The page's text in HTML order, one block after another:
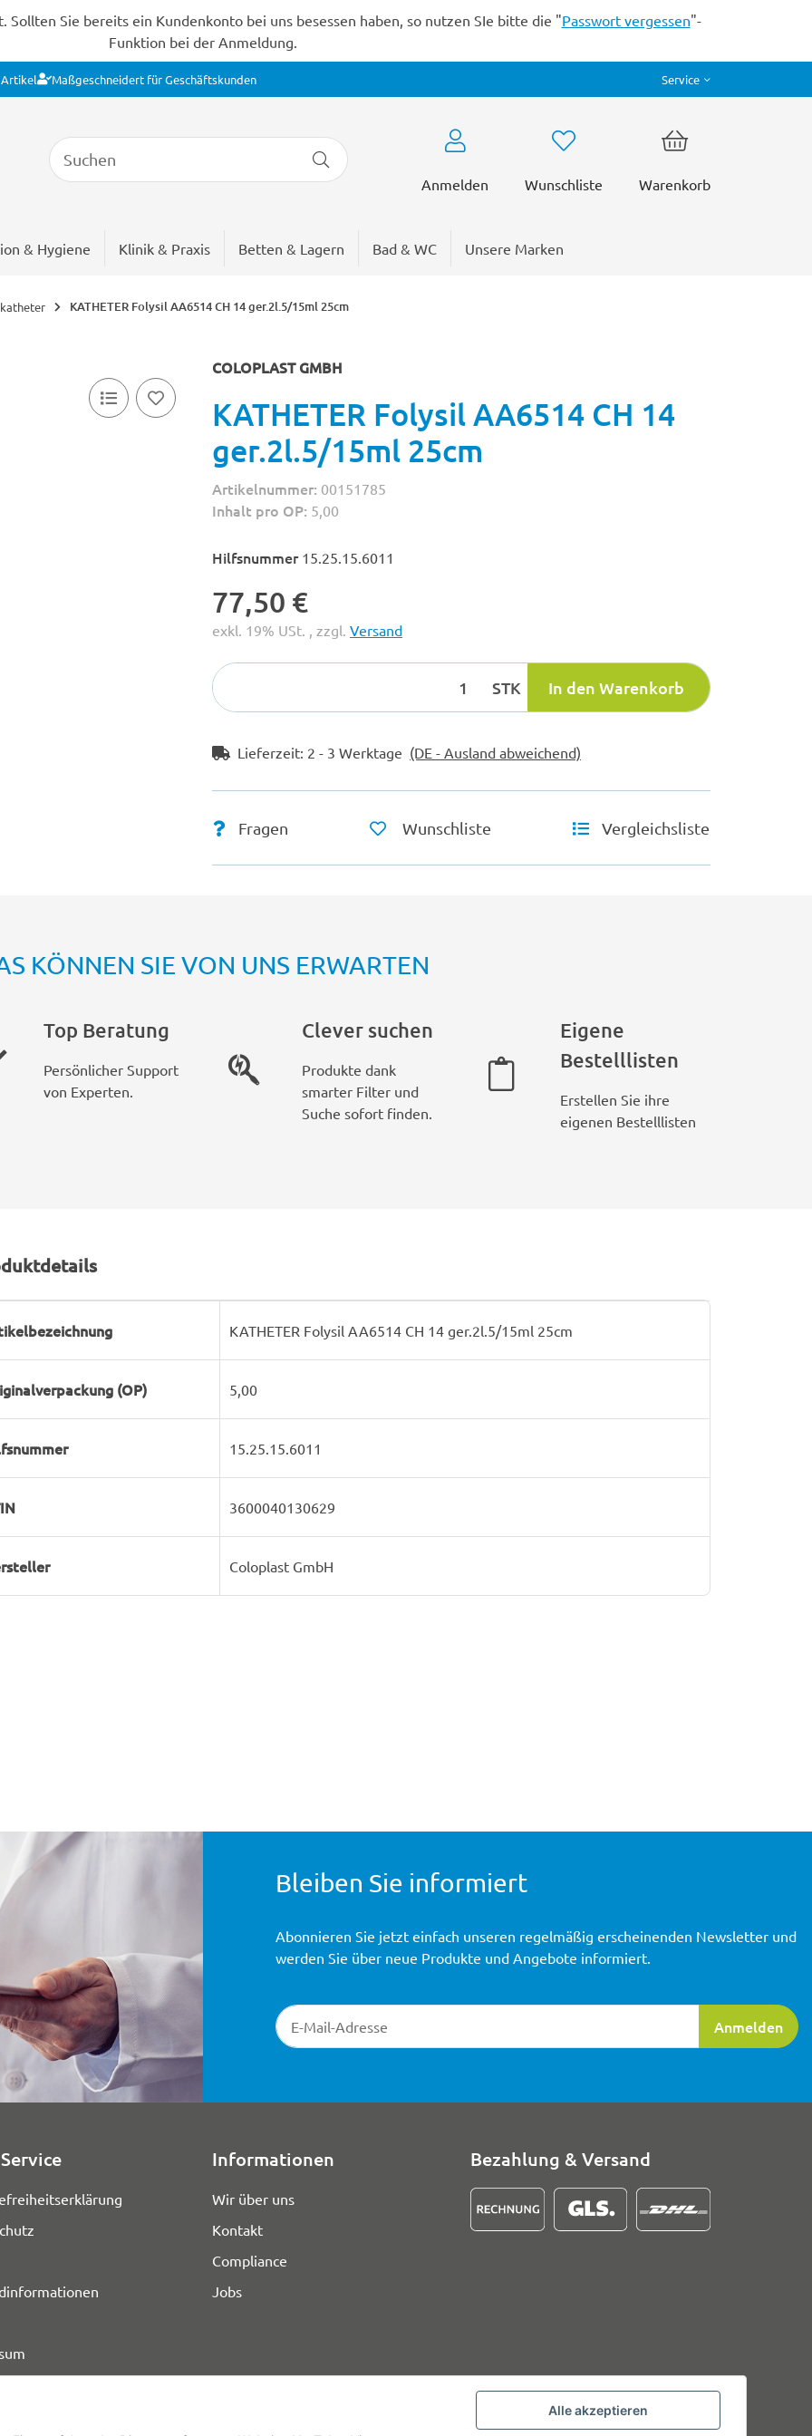
Alle akzeptieren
Sie bereits ein Kundenkonto bei uns besessen haben, so nutzen SIe bitte die "Passwort vergessen"-
Funktion bei der Anmeldung.
Artikel Maßgeschneidert für Geschäftskunden Service
Anmelden Wunschliste Warenkorb
& Hygiene Klinik & Praxis Betten & Lagern Bad & WC Unsere Marken
KATHETER Folysil AA6514 CH 14 ger.2l.5/15ml 25cm
COLOPLAST GMBH
KATHETER Folysil AA6514 CH 14
ger.2l.5/15ml 25cm
Artikelnummer: 00151785
Inhalt pro OP: 5,00
Hilfsnummer 15.25.15.6011
77,50 €
exkl. 19% USt. , zzgl. Versand
STK In den Warenkorb
Lieferzeit: 2 - 3 Werktage (DE - Ausland abweichend)
Fragen Wunschliste Vergleichsliste
KÖNNEN SIE VON UNS ERWARTEN
Top Beratung
Persönlicher Support
von Experten.
Clever suchen
Produkte dank
smarter Filter und
Suche sofort finden.
Eigene
Bestelllisten
Erstellen Sie ihre
eigenen Bestelllisten
KATHETER Folysil AA6514 CH 14 ger.2l.5/15ml 25cm
(OP) 5,00
15.25.15.6011
3600040130629
Coloplast GmbH
Bleiben Sie informiert
Newsletter-Registrierung
Anmelden
Abonnieren Sie jetzt einfach unseren regelmäßig erscheinenden Newsletter und
werden Sie über neue Produkte und Angebote informiert.
Informationen
Wir über uns
Kontakt
Compliance
Jobs
Bezahlung & Versand